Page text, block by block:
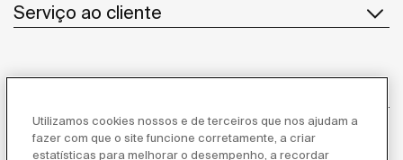
Serviço ao cliente
Utilizamos cookies nossos e de terceiros que nos ajudam a
fazer com que o site funcione corretamente, a criar
estatísticas para melhorar o desempenho, a recordar